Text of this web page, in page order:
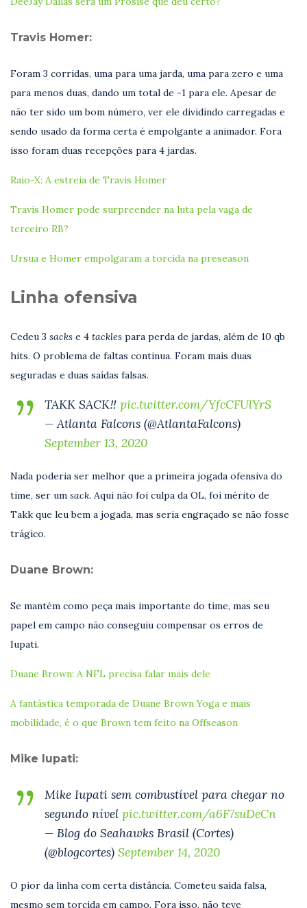
Travis Homer:
Foram 3 corridas, uma para uma jarda, uma para zero e uma
para menos duas, dando um total de -1 para ele. Apesar de
não ter sido um bom número, ver ele dividindo carregadas e
sendo usado da forma certa é empolgante a animador. Fora
isso foram duas recepções para 4 jardas.
Raio-X: A estreia de Travis Homer
Travis Homer pode surpreender na luta pela vaga de
terceiro RB?
Ursua e Homer empolgaram a torcida na preseason
Linha ofensiva
Cedeu 3 sacks e 4 tackles para perda de jardas, além de 10 qb
hits. O problema de faltas continua. Foram mais duas
seguradas e duas saídas falsas.
TAKK SACK‼️ pic.twitter.com/YfcCFUlYrS
— Atlanta Falcons (@AtlantaFalcons)
September 13, 2020
Nada poderia ser melhor que a primeira jogada ofensiva do
time, ser um sack. Aqui não foi culpa da OL, foi mérito de
Takk que leu bem a jogada, mas seria engraçado se não fosse
trágico.
Duane Brown:
Se mantém como peça mais importante do time, mas seu
papel em campo não conseguiu compensar os erros de
Iupati.
Duane Brown: A NFL precisa falar mais dele
A fantástica temporada de Duane Brown Yoga e mais
mobilidade, é o que Brown tem feito na Offseason
Mike Iupati:
Mike Iupati sem combustível para chegar no
segundo nível pic.twitter.com/a6F7suDeCn
— Blog do Seahawks Brasil (Cortes)
(@blogcortes) September 14, 2020
O pior da linha com certa distância. Cometeu saída falsa,
mesmo sem torcida em campo. Fora isso, não teve